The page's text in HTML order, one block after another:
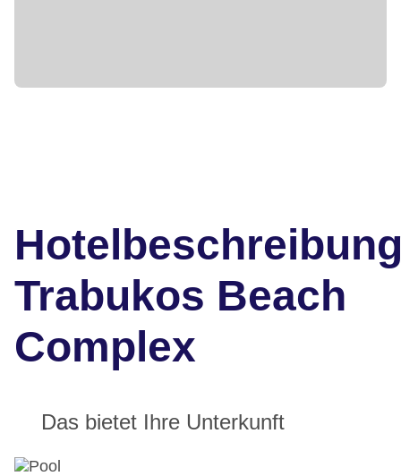
Trabukos Beach
Complex
Das bietet Ihre Unterkunft